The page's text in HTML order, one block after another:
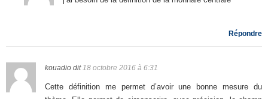
Répondre
kouadio dit 18 octobre 2016 à 6:31
Cette définition me permet d’avoir une bonne mesure du